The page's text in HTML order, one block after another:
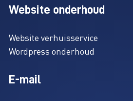
Website onderhoud
Website verhuisservice
Wordpress onderhoud
E-mail